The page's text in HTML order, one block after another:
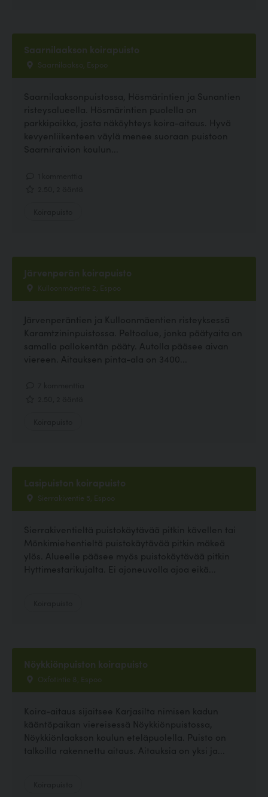
Saarnilaakson koirapuisto
Saarnilaakso, Espoo
Saarnilaaksonpuistossa, Hösmärintien ja Sunantien
risteysalueella. Hösmärintien puolella on
parkkipaikka, josta näköyhteys koira-aitaus. Hyvä
kevyenliikenteen väylä menee suoraan puistoon
Saarniraivion koulun...
Järvenperän koirapuisto
Kulloonmäentie 2, Espoo
Järvenperäntien ja Kulloonmäentien risteyksessä
Karamtzininpuistossa. Peltoalue, jonka päätyaita on
samalla pallokentän pääty. Autolla pääsee aivan
viereen. Aitauksen pinta-ala on 3400...
Lasipuiston koirapuisto
Sierrakiventie 5, Espoo
Sierrakiventieltä puistokäytävää pitkin kävellen tai
Mönkimiehentieltä puistokäytävää pitkin mäkeä
ylös. Alueelle pääsee myös puistokäytävää pitkin
Hyttimestarikujalta. Ei ajoneuvolla ajoa eikä...
Nöykkiönpuiston koirapuisto
Oxfotintie 8, Espoo
Koira-aitaus sijaitsee Karjasilta nimisen kadun
kääntöpaikan viereisessä Nöykkiönpuistossa,
Nöykkiönlaakson koulun eteläpuolella. Puisto on
talkoilla rakennettu aitaus. Aitauksia on yksi ja...